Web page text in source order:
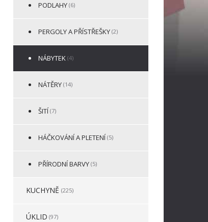
PODLAHY (6)
PERGOLY A PŘÍSTŘEŠKY (2)
NÁBYTEK (4)
NÁTĚRY (14)
ŠITÍ (7)
HÁČKOVÁNÍ A PLETENÍ (5)
PŘÍRODNÍ BARVY (5)
KUCHYNĚ (225)
ÚKLID (97)